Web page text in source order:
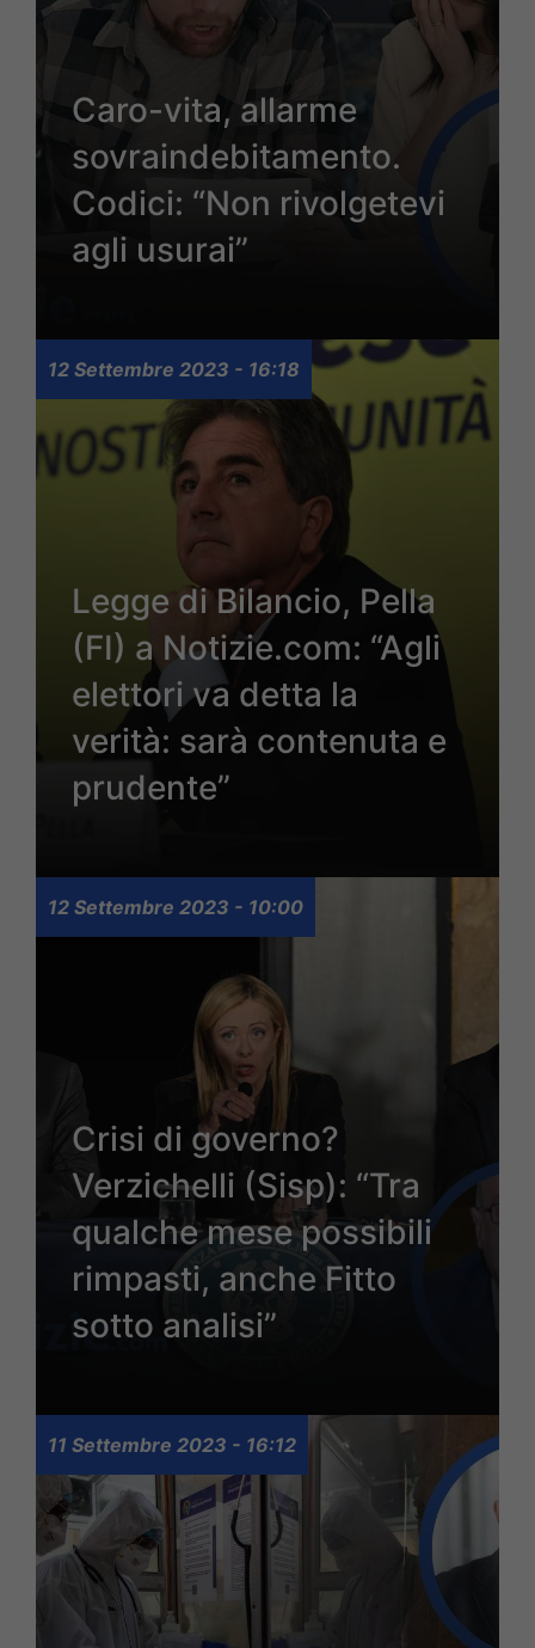
Caro-vita, allarme
sovraindebitamento.
Codici: “Non rivolgetevi
agli usurai”
12 Settembre 2023 - 16:18
Legge di Bilancio, Pella
(FI) a Notizie.com: “Agli
elettori va detta la
verità: sarà contenuta e
prudente”
12 Settembre 2023 - 10:00
Crisi di governo?
Verzichelli (Sisp): “Tra
qualche mese possibili
rimpasti, anche Fitto
sotto analisi”
11 Settembre 2023 - 16:12